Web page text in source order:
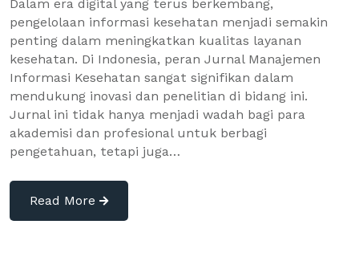
Dalam era digital yang terus berkembang,
pengelolaan informasi kesehatan menjadi semakin
penting dalam meningkatkan kualitas layanan
kesehatan. Di Indonesia, peran Jurnal Manajemen
Informasi Kesehatan sangat signifikan dalam
mendukung inovasi dan penelitian di bidang ini.
Jurnal ini tidak hanya menjadi wadah bagi para
akademisi dan profesional untuk berbagi
pengetahuan, tetapi juga…
Read More